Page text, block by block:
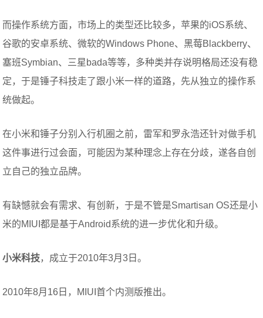
而操作系统方面，市场上的类型还比较多，苹果的iOS系统、
谷歌的安卓系统、微软的Windows Phone、黑莓Blackberry、
塞班Symbian、三星bada等等，多种类并存说明格局还没有稳
定，于是锤子科技走了跟小米一样的道路，先从独立的操作系
统做起。
在小米和锤子分别入行机圈之前，雷军和罗永浩还针对做手机
这件事进行过会面，可能因为某种理念上存在分歧，遂各自创
立自己的独立品牌。
有缺憾就会有需求、有创新，于是不管是Smartisan OS还是小
米的MIUI都是基于Android系统的进一步优化和升级。
小米科技，成立于2010年3月3日。
2010年8月16日，MIUI首个内测版推出。